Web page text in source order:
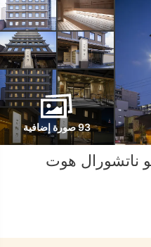
93 صورة إضافية
ناتشورال هوت